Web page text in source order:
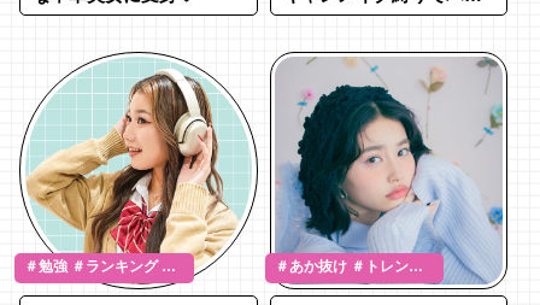
＃勉強 ＃ランキング ＃
JK流行通信
＃あか抜け ＃トレンド
メイク